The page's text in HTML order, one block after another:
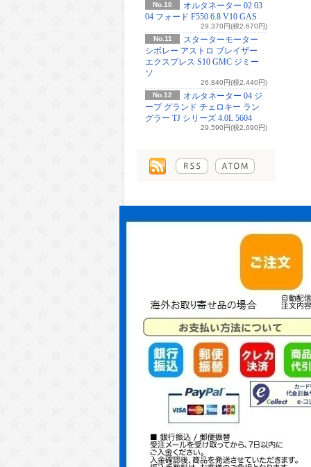
No.10
オルタネーター 02 03
04 フォード F550 6.8 V10 GAS
29,370円(税2,670円)
No.11
スターターモーター
シボレー アストロ ブレイザー
エクスプレス S10 GMC ジミー
ソ
26,840円(税2,440円)
No.12
オルタネーター 04 ジ
ープ グランド チェロキー ラン
グラー TJ シリーズ 4.0L 5604
29,590円(税2,690円)